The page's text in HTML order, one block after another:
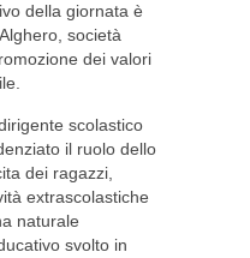
della giornata è
società
dei valori
scolastico
il ruolo dello
dei ragazzi,
extrascolastiche
naturale
svolto in